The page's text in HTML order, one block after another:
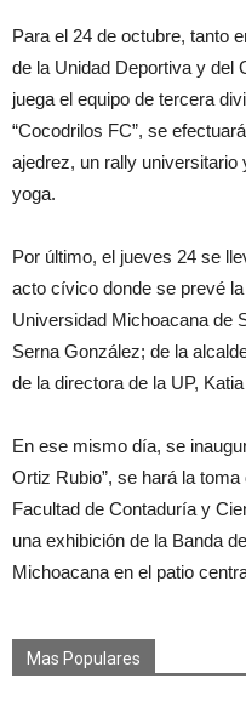
Para el 24 de octubre, tanto
de la Unidad Deportiva y del
juega el equipo de tercera
“Cocodrilos FC”, se
ajedrez, un rally
yoga.
Por último, el jueves 24 se
acto cívico donde se prevé
Universidad Michoacana de
Serna González; de la
de la directora de la UP,
En ese mismo día, se
Ortiz Rubio”, se hará la
Facultad de Contaduría y
una exhibición de la Banda
Michoacana en el patio
Mas Populares